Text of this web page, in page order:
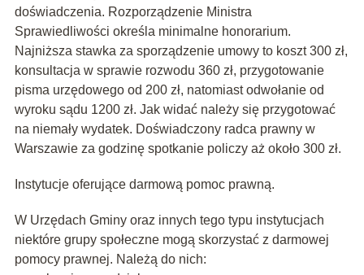
doświadczenia. Rozporządzenie Ministra
Sprawiedliwości określa minimalne honorarium.
Najniższa stawka za sporządzenie umowy to koszt 300 zł,
konsultacja w sprawie rozwodu 360 zł, przygotowanie
pisma urzędowego od 200 zł, natomiast odwołanie od
wyroku sądu 1200 zł. Jak widać należy się przygotować
na niemały wydatek. Doświadczony radca prawny w
Warszawie za godzinę spotkanie policzy aż około 300 zł.
Instytucje oferujące darmową pomoc prawną.
W Urzędach Gminy oraz innych tego typu instytucjach
niektóre grupy społeczne mogą skorzystać z darmowej
pomocy prawnej. Należą do nich: